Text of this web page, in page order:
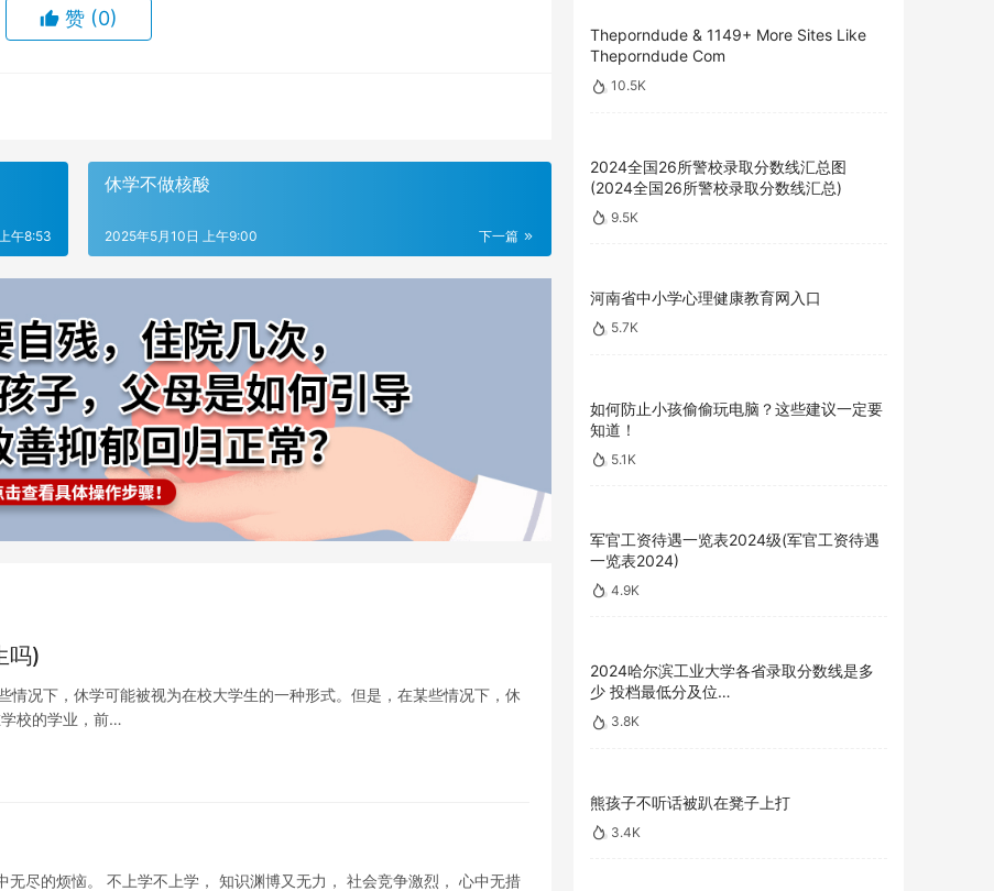
赞 (0)
午8:53
休学不做核酸
下一篇
2025年5月10日 上午9:00
吗)
况下，休学可能被视为在校大学生的一种形式。但是，在某些情况下，休
校的学业，前…
尽的烦恼。 不上学不上学， 知识渊博又无力， 社会竞争激烈， 心中无措
Theporndude & 1149+ More Sites Like
Theporndude Com
10.5K
2024全国26所警校录取分数线汇总图
(2024全国26所警校录取分数线汇总)
9.5K
河南省中小学心理健康教育网入口
5.7K
如何防止小孩偷偷玩电脑？这些建议一定要
知道！
5.1K
军官工资待遇一览表2024级(军官工资待遇
一览表2024)
4.9K
2024哈尔滨工业大学各省录取分数线是多
少 投档最低分及位…
3.8K
熊孩子不听话被趴在凳子上打
3.4K